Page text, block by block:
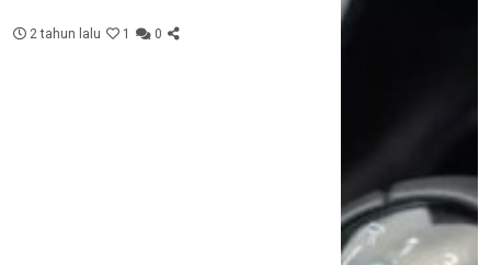
2 tahun lalu 1 0